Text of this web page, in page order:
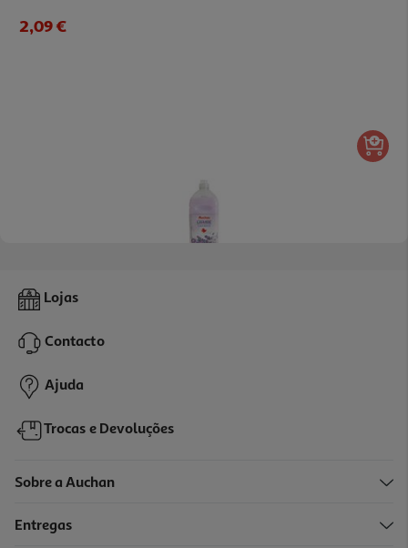
2,09 €
Amaciador Concentrado Auchan Lavanda 80 Doses
1,79 €
Lojas
Contacto
Ajuda
Trocas e Devoluções
Sobre a Auchan
Entregas